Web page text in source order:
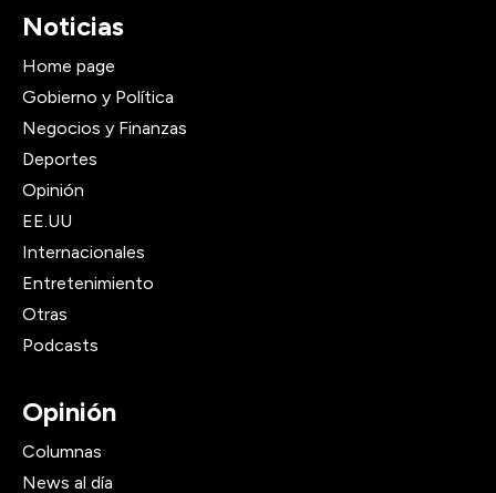
Noticias
Home page
Gobierno y Política
Negocios y Finanzas
Deportes
Opinión
EE.UU
Internacionales
Entretenimiento
Otras
Podcasts
Opinión
Columnas
News al día